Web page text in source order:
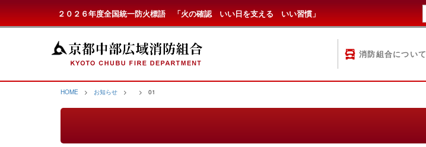
２０２６年度全国統一防火標語 「火の確認 いい日を支える いい習慣」
消防組合について
HOME > お知らせ > > 01